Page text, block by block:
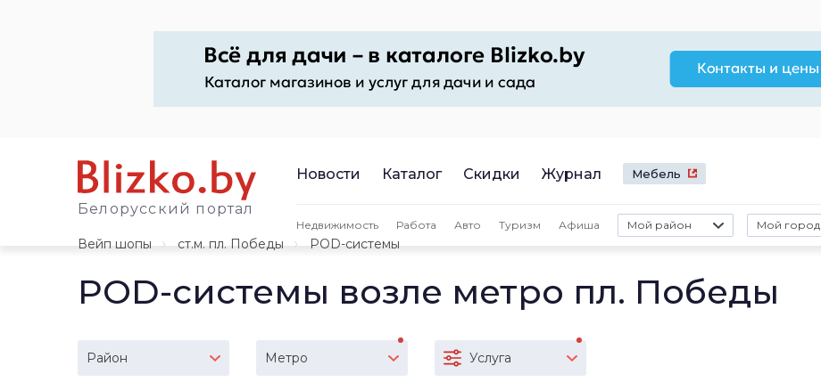
Белорусский портал
Новости Каталог Скидки Журнал Мебель
Недвижимость Работа Авто Туризм Афиша Мой район Мой город
Вейп шопы
ст.м. пл. Победы POD-системы
POD-системы возле метро пл. Победы
Район Метро Услуга